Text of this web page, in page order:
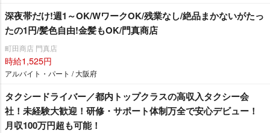
深夜帯だけ!週1～OK/WワークOK/残業なし/絶品まかないがたっ
たの1円/髪色自由!金髪もOK/門真商店
町田商店 門真店
時給1,525円
アルバイト・パート / 大阪府
タクシードライバー／都内トップクラスの高収入タクシー会
社！未経験大歓迎！研修・サポート体制万全で安心デビュー！
月収100万円超も可能！